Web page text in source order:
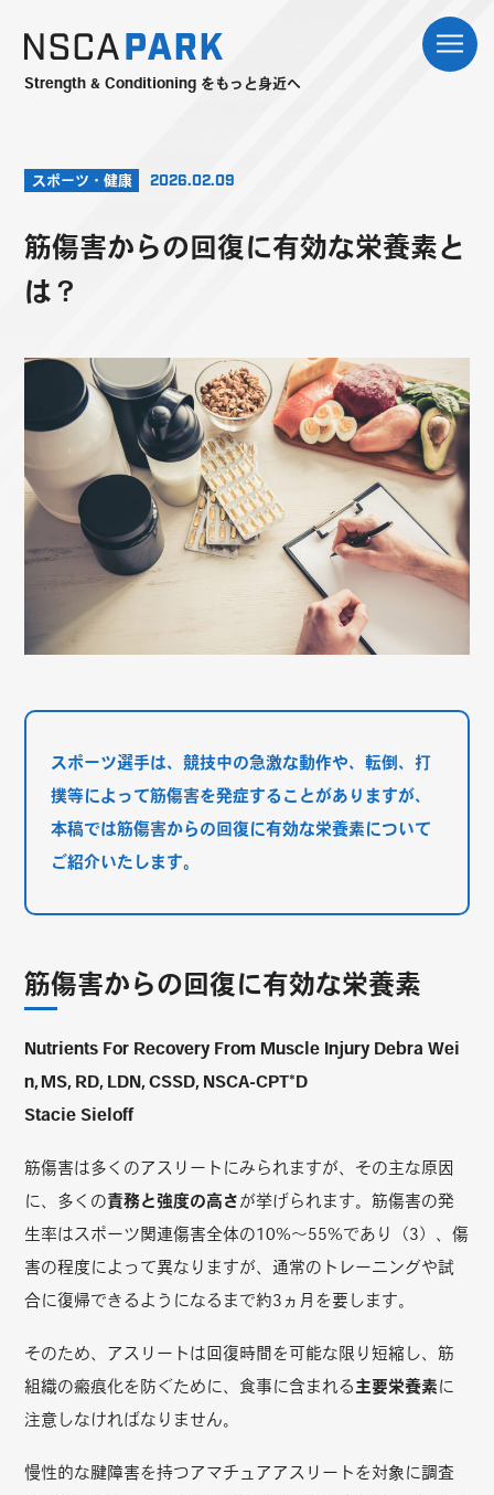
Strength & Conditioning をもっと身近へ
スポーツ・健康 2026.02.09
筋傷害からの回復に有効な栄養素と
は？
スポーツ選手は、競技中の急激な動作や、転倒、打
撲等によって筋傷害を発症することがありますが、
本稿では筋傷害からの回復に有効な栄養素について
ご紹介いたします。
筋傷害からの回復に有効な栄養素
Nutrients For Recovery From Muscle Injury Debra Wei
n, MS, RD, LDN, CSSD, NSCA-CPT*D
Stacie Sieloff
筋傷害は多くのアスリートにみられますが、その主な原因
に、多くの責務と強度の高さ が挙げられます。筋傷害の発
生率はスポーツ関連傷害全体の10%～55%であり（3）、傷
害の程度によって異なりますが、通常のトレーニングや試
合に復帰できるようになるまで約3ヵ月を要します。
そのため、アスリートは回復時間を可能な限り短縮し、筋
組織の瘢痕化を防ぐために、食事に含まれる 主要栄養素 に
注意しなければなりません。
慢性的な腱障害を持つアマチュアアスリートを対象に調査